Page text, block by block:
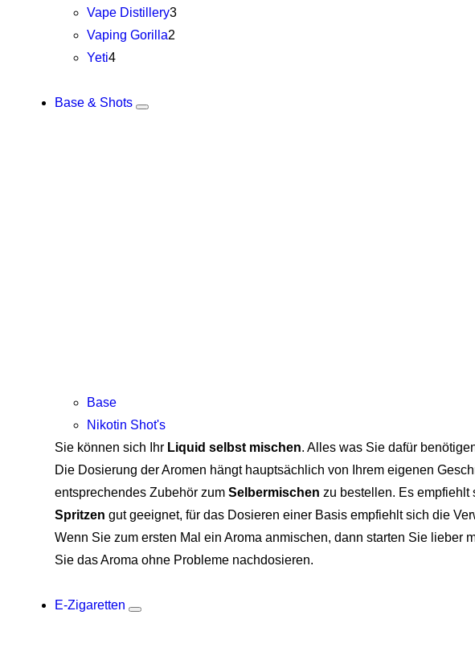
Vape Distillery3
Vaping Gorilla2
Yeti4
Base & Shots
Base
Nikotin Shot's
Sie können sich Ihr Liquid selbst mischen. Alles was Sie dafür
Die Dosierung der Aromen hängt hauptsächlich von Ihrem eigenen
entsprechendes Zubehör zum Selbermischen zu bestellen. Es
Spritzen gut geeignet, für das Dosieren einer Basis empfiehlt sich die
Wenn Sie zum ersten Mal ein Aroma anmischen, dann starten Sie
Sie das Aroma ohne Probleme nachdosieren.
E-Zigaretten